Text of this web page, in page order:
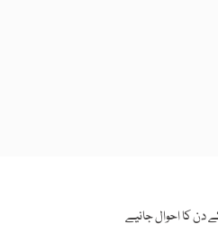
دن کا احوال جانیے